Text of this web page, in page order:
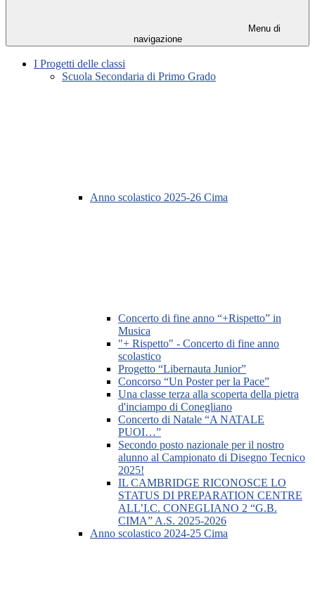
Menu di
navigazione
I Progetti delle classi
Scuola Secondaria di Primo Grado
Anno scolastico 2025-26 Cima
Concerto di fine anno “+Rispetto” in
Musica
"+ Rispetto" - Concerto di fine anno
scolastico
Progetto “Libernauta Junior”
Concorso “Un Poster per la Pace”
Una classe terza alla scoperta della pietra
d'inciampo di Conegliano
Concerto di Natale “A NATALE
PUOI…”
Secondo posto nazionale per il nostro
alunno al Campionato di Disegno Tecnico
2025!
IL CAMBRIDGE RICONOSCE LO
STATUS DI PREPARATION CENTRE
ALL’I.C. CONEGLIANO 2 “G.B.
CIMA” A.S. 2025-2026
Anno scolastico 2024-25 Cima